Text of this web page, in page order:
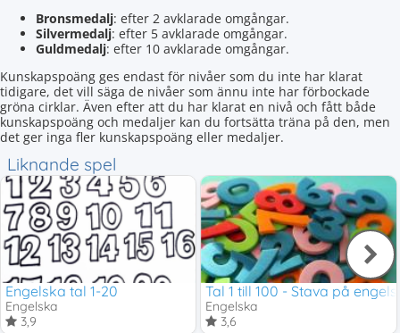
Bronsmedalj: efter 2 avklarade omgångar.
Silvermedalj: efter 5 avklarade omgångar.
Guldmedalj: efter 10 avklarade omgångar.
Kunskapspoäng ges endast för nivåer som du inte har klarat
tidigare, det vill säga de nivåer som ännu inte har förbockade
gröna cirklar. Även efter att du har klarat en nivå och fått både
kunskapspoäng och medaljer kan du fortsätta träna på den, men
det ger inga fler kunskapspoäng eller medaljer.
Liknande spel
Engelska tal 1-20
Engelska
3,9
Tal 1 till 100 - Stava på
Engelska
3,6